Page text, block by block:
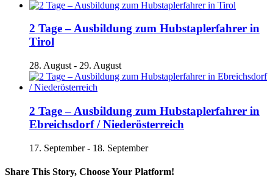
2 Tage – Ausbildung zum Hubstaplerfahrer in
Tirol
28. August - 29. August
2 Tage – Ausbildung zum Hubstaplerfahrer in
Ebreichsdorf / Niederösterreich
17. September- 18. September
Share This Story, Choose Your Platform!